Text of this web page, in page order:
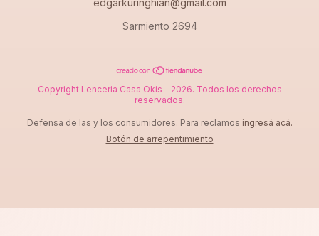
edgarkuringhian@gmail.com
Sarmiento 2694
Copyright Lenceria Casa Okis - 2026. Todos los derechos
reservados.
Defensa de las y los consumidores. Para reclamos ingresá acá.
Botón de arrepentimiento